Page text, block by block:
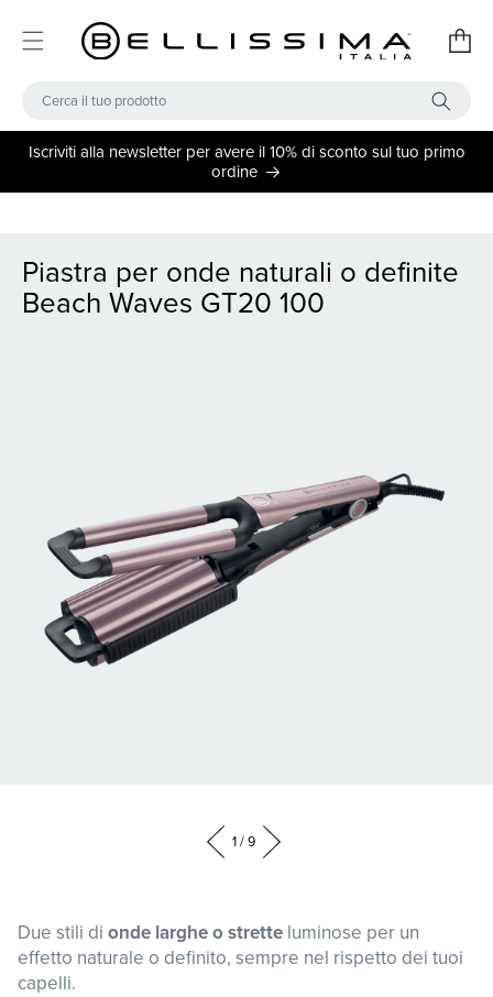
direttamente
contenuti
Carrello
Cerca il tuo prodotto
Iscriviti alla newsletter per avere il 10% di sconto sul tuo primo
ordine
Piastra per onde naturali o definite
Beach Waves GT20 100
finestra
modale
1/9
Due stili di onde larghe o strette luminose per un
effetto naturale o definito, sempre nel rispetto dei tuoi
capelli.